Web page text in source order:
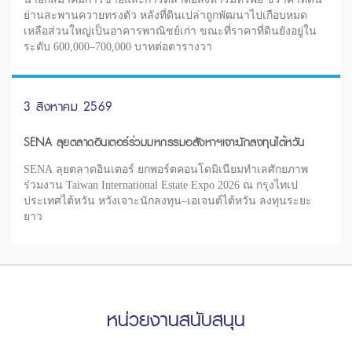
ย่านสะพานควายทรงตัว หลังที่ดินเปล่าถูกพัฒนาไปเกือบหมด
เหลือส่วนใหญ่เป็นอาคารพาณิชย์เก่า ขณะที่ราคาที่ดินยังอยู่ใน
ระดับ 600,000–700,000 บาทต่อตารางวา
3 สิงหาคม 2569
SENA ลุยตลาดอินเตอร์ร่วมมหกรรมอสังหาฯเจาะนักลงทุนไต้หวัน
SENA ลุยตลาดอินเตอร์ ยกพอร์ตคอนโดมิเนียมทำเลศักยภาพ
ร่วมงาน Taiwan International Estate Expo 2026 ณ กรุงไทเป
ประเทศไต้หวัน หวังเจาะนักลงทุน–เอเจนต์ไต้หวัน ลงทุนระยะ
ยาว
หน่วยงานสนับสนุน